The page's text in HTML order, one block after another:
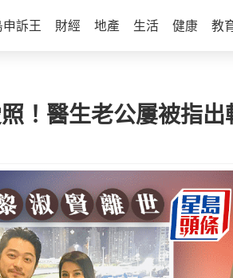
申訴王 財經 地產 生活 健康 教
！醫生老公屢被指